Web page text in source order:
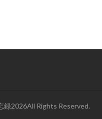
2026All Rights Reserved.